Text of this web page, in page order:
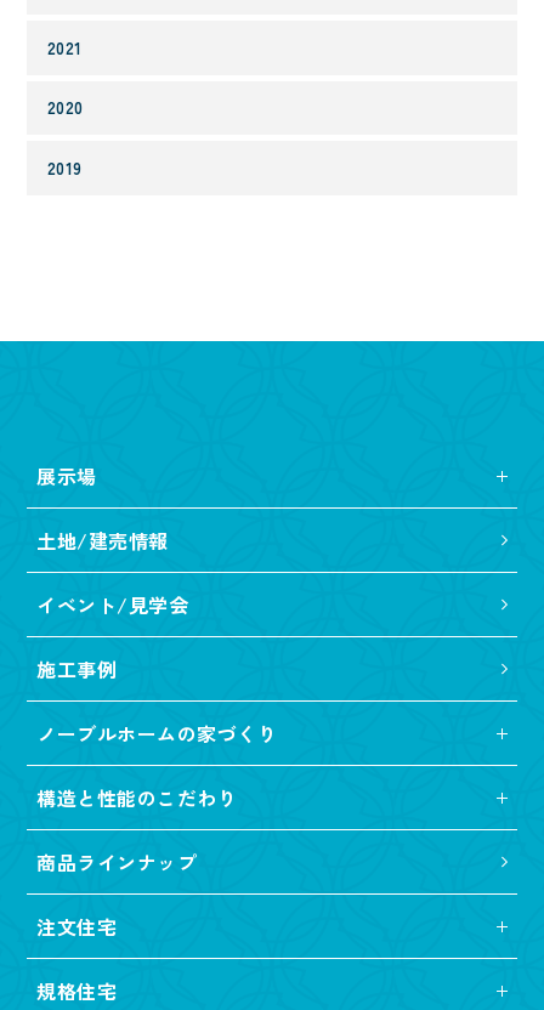
2021
2020
2019
展示場
土地/建売情報
イベント/見学会
施工事例
ノーブルホームの家づくり
構造と性能のこだわり
商品ラインナップ
注文住宅
規格住宅